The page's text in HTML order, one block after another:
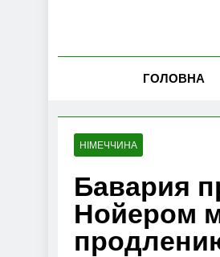
ГОЛОВНА
НІМЕЧЧИНА
Бавария
Нойером